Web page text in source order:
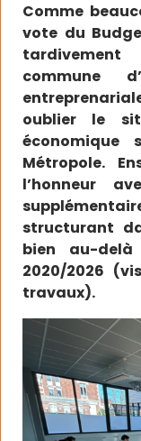
Comme
vote du
commune
oublier le
économique
Métropole.
l’honneur
structurant
bien au-delà
2020/2026
travaux).